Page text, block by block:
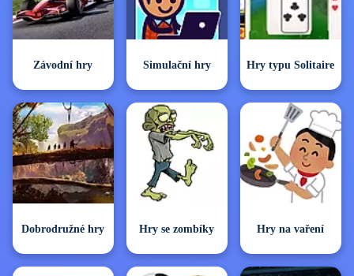
Závodní hry Simulační hry Hry typu Solitaire
Dobrodružné hry Hry se zombíky Hry na vaření